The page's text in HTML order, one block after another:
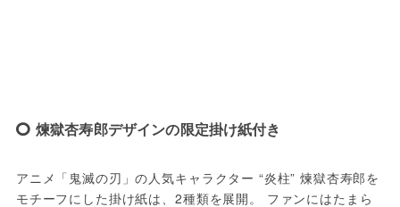
煉獄杏寿郎デザインの限定掛け紙付き
アニメ「鬼滅の刃」の人気キャラクター “炎柱” 煉獄杏寿郎を
モチーフにした掛け紙は、2種類を展開。 ファンにはたまら